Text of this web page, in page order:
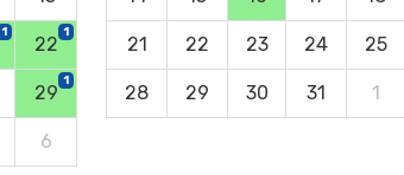
1
22
1
29
1
6
21 22 23 24 25
28 29 30 31 1